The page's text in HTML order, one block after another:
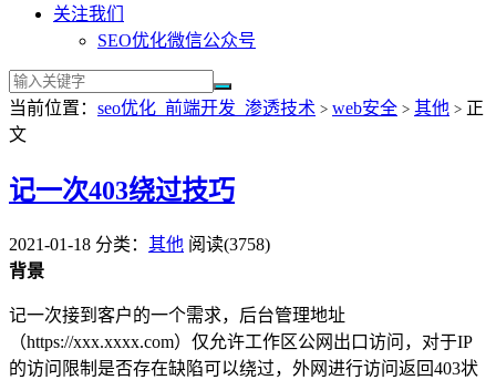
关注我们
SEO优化微信公众号
当前位置： seo优化_前端开发_渗透技术 > web安全 > 其他 > 正
文
记一次403绕过技巧
2021-01-18 分类： 其他 阅读(3758)
背景
记一次接到客户的一个需求，后台管理地址
（https://xxx.xxxx.com）仅允许工作区公网出口访问，对于IP
的访问限制是否存在缺陷可以绕过，外网进行访问返回403状